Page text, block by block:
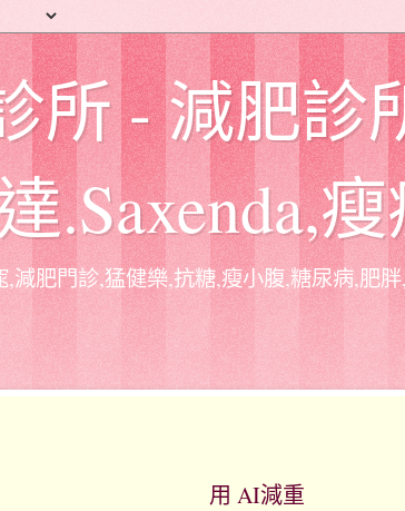
所 - 減肥診
.Saxenda,
減肥門診,猛健樂,抗糖,瘦小腹,糖尿病,肥
用 AI減重